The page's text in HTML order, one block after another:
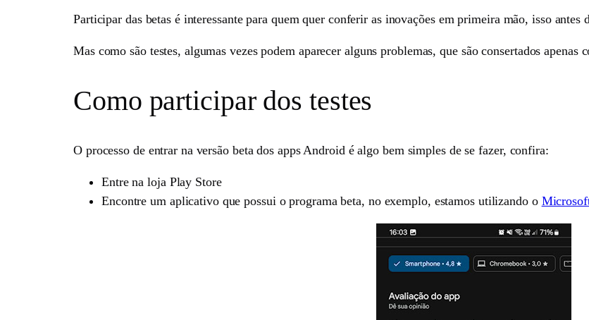
Participar das betas é interessante para quem quer conferir as inovações em primeira mão, isso antes
Mas como são testes, algumas vezes podem aparecer alguns problemas, que são consertados apenas
Como participar dos testes
O processo de entrar na versão beta dos apps Android é algo bem simples de se fazer, confira:
Entre na loja Play Store
Encontre um aplicativo que possui o programa beta, no exemplo, estamos utilizando o